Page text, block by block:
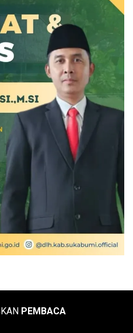
PEMBACA